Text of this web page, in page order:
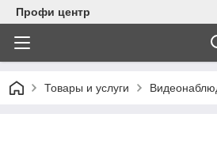
Профи центр
Товары и услуги